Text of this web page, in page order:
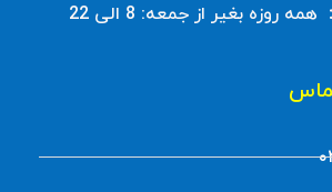
همه روزه بغیر از جمعه: 8 الی 22